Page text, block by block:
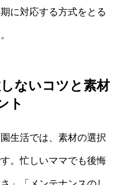
に対応する方式をとる
ないコツと素材
ト
生活では、素材の選択
。忙しいママでも後悔